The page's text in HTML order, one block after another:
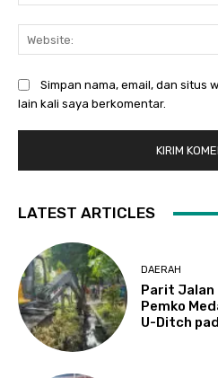
Simpan nama, email, dan situs
lain kali saya berkomentar.
LATEST ARTICLES
DAERAH
Parit Jalan
Pemko
U-Ditch